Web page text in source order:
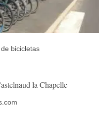
bicicletas
la Chapelle